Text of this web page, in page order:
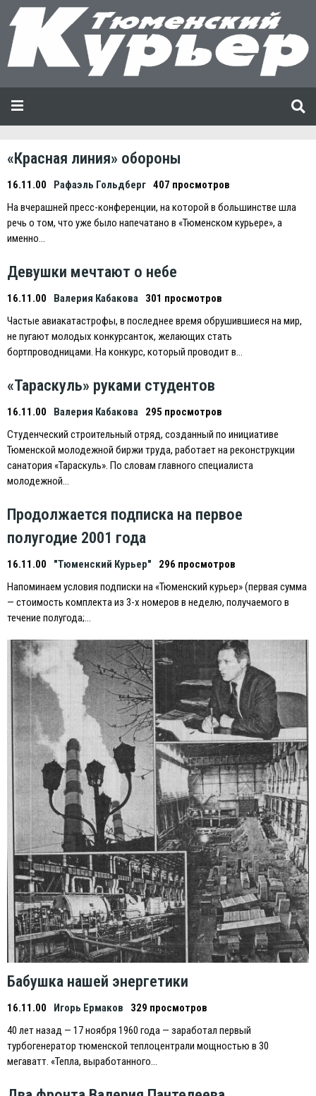
«Красная линия» обороны
16.11.00 Рафаэль Гольдберг 407 просмотров
На вчерашней пресс-конференции, на которой в большинстве шла
речь о том, что уже было напечатано в «Тюменском курьере», а
именно…
Девушки мечтают о небе
16.11.00 Валерия Кабакова
301 просмотров
Частые авиакатастрофы, в последнее время обрушившиеся на мир,
не пугают молодых конкурсанток, желающих стать
бортпроводницами. На конкурс, который проводит в…
«Тараскуль» руками студентов
16.11.00 Валерия Кабакова
295 просмотров
Студенческий строительный отряд, созданный по инициативе
Тюменской молодежной биржи труда, работает на реконструкции
санатория «Тараскуль». По словам главного специалиста
молодежной…
Продолжается подписка на первое
полугодие 2001 года
16.11.00 "Тюменский Курьер"
296 просмотров
Напоминаем условия подписки на «Тюменский курьер» (первая сумма
— стоимость комплекта из 3-х номеров в неделю, получаемого в
течение полугода;…
Бабушка нашей энергетики
16.11.00 Игорь Ермаков
329 просмотров
40 лет назад — 17 ноября 1960 года — заработал первый
турбогенератор тюменской теплоцентрали мощностью в 30
мегаватт. «Тепла, выработанного…